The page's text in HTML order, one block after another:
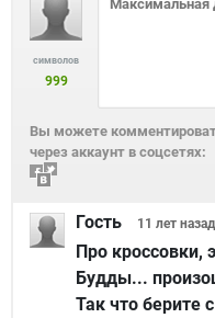
символов
999
Вы можете
через аккаунт в соцсетях:
Гость 11 лет назад
Про кроссовки,
Будды...
Так что берите